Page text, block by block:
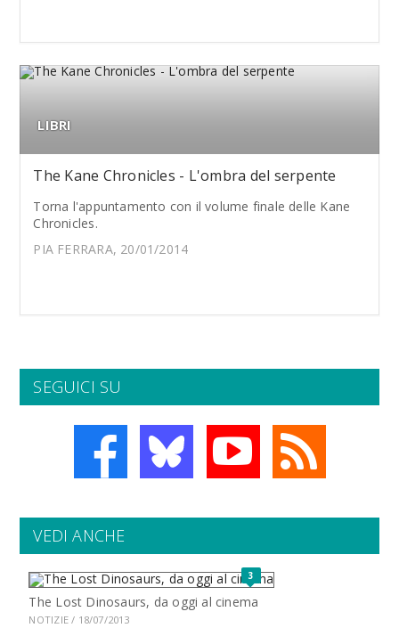
LIBRI
The Kane Chronicles - L'ombra del serpente
Torna l'appuntamento con il volume finale delle Kane
Chronicles.
PIA FERRARA, 20/01/2014
SEGUICI SU
VEDI ANCHE
3
The Lost Dinosaurs, da oggi al cinema
NOTIZIE / 18/07/2013